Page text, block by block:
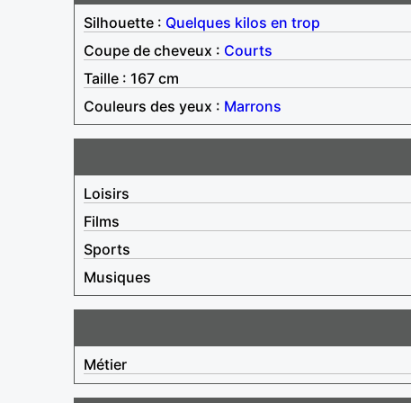
Silhouette : Quelques kilos en trop
Coupe de cheveux : Courts
Taille : 167 cm
Couleurs des yeux : Marrons
Loisirs
Films
Sports
Musiques
Métier